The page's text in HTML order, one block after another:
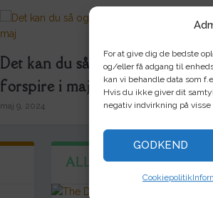
For at give dig de bedste
og/eller få adgang til
kan vi behandle data som
Hvis du ikke giver dit
negativ indvirkning på
GODKEND
Cookiepolitik
Det kan du så og
forspire i maj
maj 9, 2024
jul 14, 2026
ALLE Top bedømt